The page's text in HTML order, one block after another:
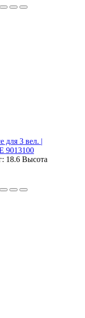
для 3 вел. |
9013100
18.6 Высота